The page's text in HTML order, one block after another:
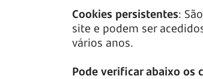
Cookies persistentes:
site e podem ser
vários anos.
Pode verificar abaixo os